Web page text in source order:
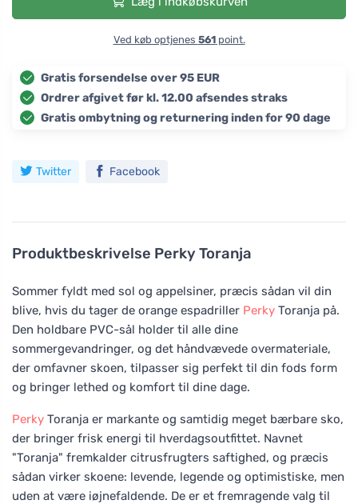
Produktbeskrivelse Perky Toranja
Sommer fyldt med sol og appelsiner, præcis sådan vil din
blive, hvis du tager de orange espadriller Perky Toranja på.
Den holdbare PVC-sål holder til alle dine
sommergevandringer, og det håndvævede overmateriale,
der omfavner skoen, tilpasser sig perfekt til din fods form
og bringer lethed og komfort til dine dage.
Perky Toranja er markante og samtidig meget bærbare sko,
der bringer frisk energi til hverdagsoutfittet. Navnet
"Toranja" fremkalder citrusfrugters saftighed, og præcis
sådan virker skoene: levende, legende og optimistiske, men
uden at være iøjnefaldende. De er et fremragende valg til
Ved køb optjenes 561point.
Gratis forsendelse over 95 EUR
Ordrer afgivet før kl. 12.00 afsendes straks
Gratis ombytning og returnering inden for 90 dage
Twitter Facebook